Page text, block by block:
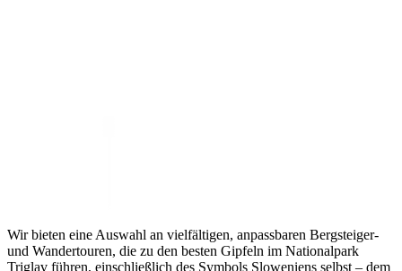
Wir bieten eine Auswahl an vielfältigen, anpassbaren Bergsteiger-
und Wandertouren, die zu den besten Gipfeln im Nationalpark
Triglav führen, einschließlich des Symbols Sloweniens selbst – dem